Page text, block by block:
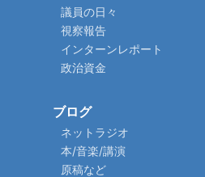
議員の日々
視察報告
インターンレポート
政治資金
ブログ
ネットラジオ
本/音楽/講演
原稿など